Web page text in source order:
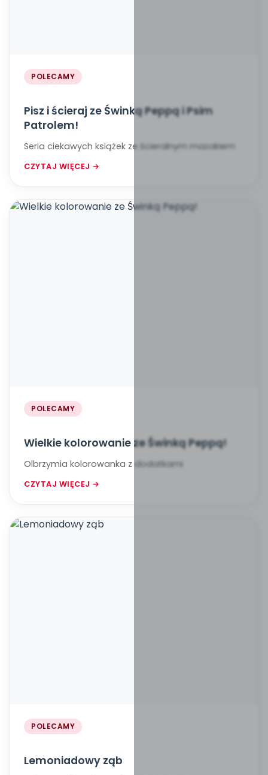
POLECAMY
Pisz i ścieraj ze Świnką Peppą i Psim
Patrolem!
Seria ciekawych książek ze ścieralnym mazakiem
CZYTAJ WIĘCEJ →
POLECAMY
Wielkie kolorowanie ze Świnką Peppą!
Olbrzymia kolorowanka z dodatkami
CZYTAJ WIĘCEJ →
POLECAMY
Lemoniadowy ząb